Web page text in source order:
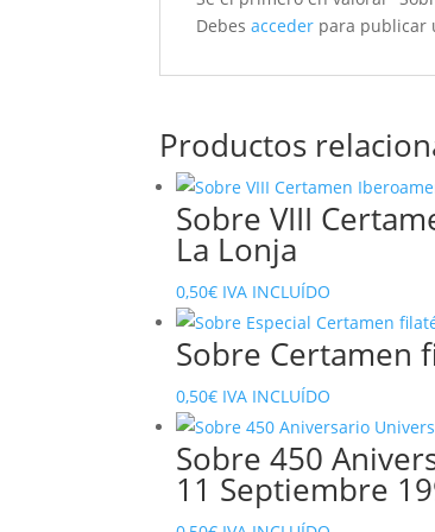
Debesacceder para publicar
Productos
Sobre VIII
La Lonja
0,50€ IVA INCLUÍDO
Sobre Certamen
0,50€ IVA INCLUÍDO
Sobre 450
11 Septiembre